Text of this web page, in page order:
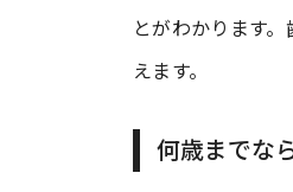
とがわかります
えます。
何歳までな